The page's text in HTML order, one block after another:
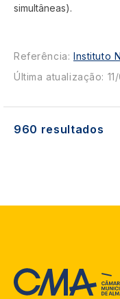
simultâneas).
Referência: Instituto
Última atualização:
960 resultados